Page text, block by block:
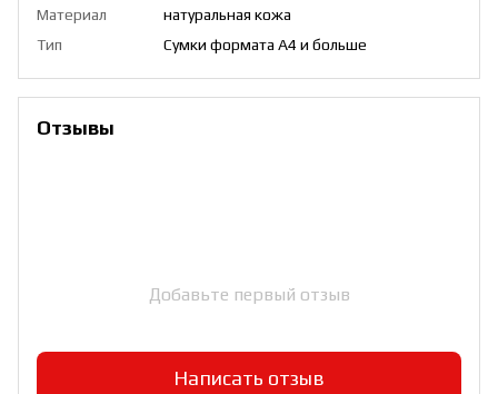
Материал
натуральная кожа
Тип
Сумки формата А4 и больше
Отзывы
Добавьте первый отзыв
Написать отзыв